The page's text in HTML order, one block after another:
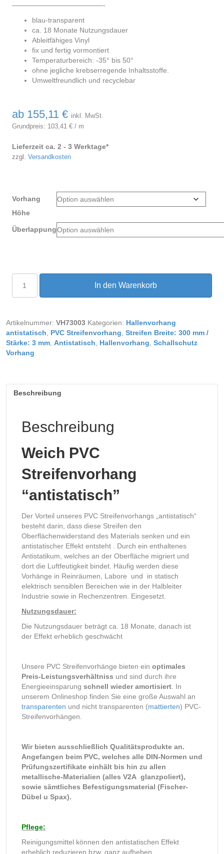
—————————————-
blau-transparent
ca. 18 Monate Nutzungsdauer
Ableitfähiges Vinyl
fix und fertig vormontiert
Temperaturbereich: -35° bis 50°
ohne jegliche krebserregende Inhaltsstoffe.
Umweltfreundlich und recyclebar
ab 155,11 € inkl. MwSt.
Grundpreis: 103,41 € / m
Lieferzeit ca. 2 - 3 Werktage*
zzgl. Versandkosten
Vorhang
Höhe
Überlappung
PVC
Streifenvorhang
antistatisch
m
Menge
In den Warenkorb
Artikelnummer: VH73003 Kategorien: Hallenvorhang
antistatisch
PVC Streifenvorhang Streifen Breite: 300 mm /
Stärke: 3 mm Antistatisch Hallenvorhang Schallschutz
Vorhang
Beschreibung
Beschreibung
Weich PVC
Streifenvorhang
“antistatisch”
Der Vorteil unseres PVC Streifenvorhangs „antistatisch“
besteht darin, dass diese Streifen den
Oberflächenwiderstand des Materials senken und ein
antistatischer Effekt entsteht . Durch ein enthaltenes
Antistatikum, welches an der Oberfläche migriert und
dort die Luftfeutigkeit bindet. Häufig werden diese
Vorhänge in Reinräumen, Labore und in statisch
elektrisch sensiblen Bereichen wie in der Halbleiter
Industrie sowie in Rechenzentren. Eingesetzt.
Nutzungsdauer:
Die Nutzungsdauer beträgt ca. 18 Monate, danach ist
der Effekt erheblich geschwächt
Unsere PVC Streifenvorhänge bieten ein optimales
Preis-Leistungsverhältniss und sind durch ihre
Energieeinsparung schnell wieder amortisiert . In
unserem Onlineshop finden Sie eine große Auswahl an
transparenten und nicht transparenten (mattierten) PVC-
Streifenvorhängen.
Wir bieten ausschließlich Qualitätsprodukte an.
Angefangen beim PVC, welches alle DIN-Normen und
Prüfungszertifikate einhält bis hin zu allen
metallische-Materialien (alles V2A glanzpoliert),
sowie sämtliches Befestigungsmaterial (Fischer-
Dübel u Spax).
Pflege:
Reinigungsmittel können den antistatischen Effekt
erheblich reduzieren bzw. ganz aufheben